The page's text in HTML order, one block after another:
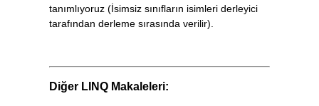
List< Musteri> musteriler
List<Dagitici
from musteri in
tanımlıyoruz (İsimsiz sınıfların isimleri derleyici
tarafından derleme sırasında verilir).
Diğer LINQ Makaleleri: